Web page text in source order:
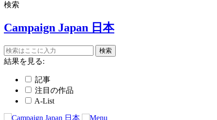
検索
Campaign Japan 日本
結果を見る:
記事
注目の作品
A-List